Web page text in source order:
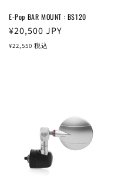
E-Pop BAR MOUNT : BS120
通
常
¥20,500 JPY
¥22,550 税込